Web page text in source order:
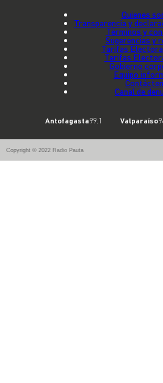
Quienes
Transparencia y
Términos y
Sugerencias y
Tarifas
Tarifas
Gobierno
Equipo
Canal de
Antofagasta99.1 Valparaíso
Copyright © 2022 Radio Pauta